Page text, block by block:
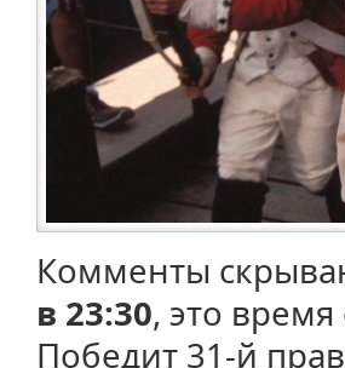
Комменты
в 23:30, это
Победит 31-й